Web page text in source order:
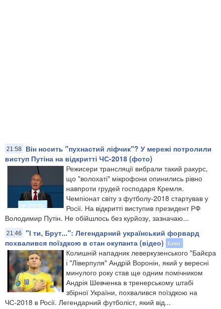
21:58
Він носить "пухнастий ліфчик"? У мережі потролили
виступ Путіна на відкритті ЧС-2018 (фото)
Режисери трансляції вибрали такий ракурс,
що "волохаті" мікрофони опинились рівно
навпроти грудей господаря Кремля.
Чемпіонат світу з футболу-2018 стартував у
Росії. На відкритті виступив президент РФ
Володимир Путін. Не обійшлось без курйозу, зазначаю...
21:46
"І ти, Брут...": Легендарний український форвард
похвалився поїздкою в стан окупанта (відео)
Блог
Колишній нападник леверкузенського "Байєра
і "Ліверпуля" Андрій Воронін, який у вересні
минулого року став ще одним помічником
Андрія Шевченка в тренерському штабі
збірної України, похвалився поїздкою на
ЧС-2018 в Росії. Легендарний футболіст, який від...